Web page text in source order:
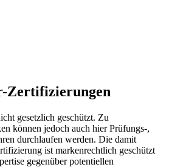
Zertifizierungen
gesetzlich geschützt. Zu
können jedoch auch hier Prüfungs-,
durchlaufen werden. Die damit
ist markenrechtlich geschützt
gegenüber potentiellen